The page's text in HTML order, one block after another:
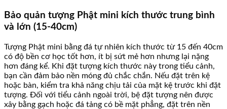
Bảo quản tượng Phật mini kích thước trung bình
và lớn (15-40cm)
Tượng Phật mini bằng đá tự nhiên kích thước từ 15 đến 40cm
có độ bền cơ học tốt hơn, ít bị sứt mẻ hơn nhưng lại nặng
hơn đáng kể. Khi đặt tượng kích thước này trong tiểu cảnh,
bạn cần đảm bảo nền móng đủ chắc chắn. Nếu đặt trên kệ
hoặc bàn, kiểm tra khả năng chịu tải của mặt kệ trước khi đặt
tượng. Đối với tiểu cảnh ngoài trời, bệ đặt tượng nên được
xây bằng gạch hoặc đá tảng có bề mặt phẳng, đặt trên nền